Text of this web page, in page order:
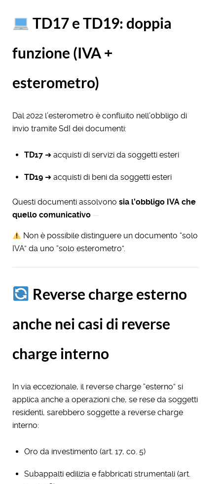
TD17 e TD19: doppia
funzione (IVA +
esterometro)
Dal 2022 l’esterometro è confluito nell’obbligo di
invio tramite SdI dei documenti:
TD17 ➜ acquisti di servizi da soggetti esteri
TD19 ➜ acquisti di beni da soggetti esteri
Questi documenti assolvono sia l’obbligo IVA che
quello comunicativo
Non è possibile distinguere un documento “solo
IVA” da uno “solo esterometro”.
Reverse charge esterno
anche nei casi di reverse
charge interno
In via eccezionale, il reverse charge “esterno” si
applica anche a operazioni che, se rese da soggetti
residenti, sarebbero soggette a reverse charge
interno:
Oro da investimento (art. 17, co. 5)
Subappalti edilizia e fabbricati strumentali (art.